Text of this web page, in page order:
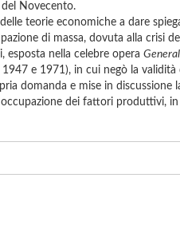
Novecento.
teorie economiche a dare
di massa, dovuta alla crisi
esposta nella celebre opera
e 1971), in cui negò la validità
domanda e mise in discussione
dei fattori produttivi, in